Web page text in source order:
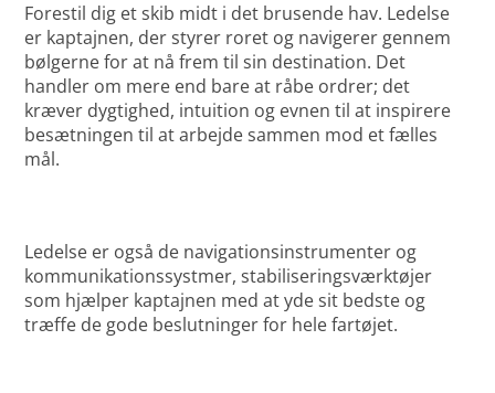
Forestil dig et skib midt i det brusende hav. Ledelse
er kaptajnen, der styrer roret og navigerer gennem
bølgerne for at nå frem til sin destination. Det
handler om mere end bare at råbe ordrer; det
kræver dygtighed, intuition og evnen til at inspirere
besætningen til at arbejde sammen mod et fælles
mål.
Ledelse er også de navigationsinstrumenter og
kommunikationssystmer, stabiliseringsværktøjer
som hjælper kaptajnen med at yde sit bedste og
træffe de gode beslutninger for hele fartøjet.